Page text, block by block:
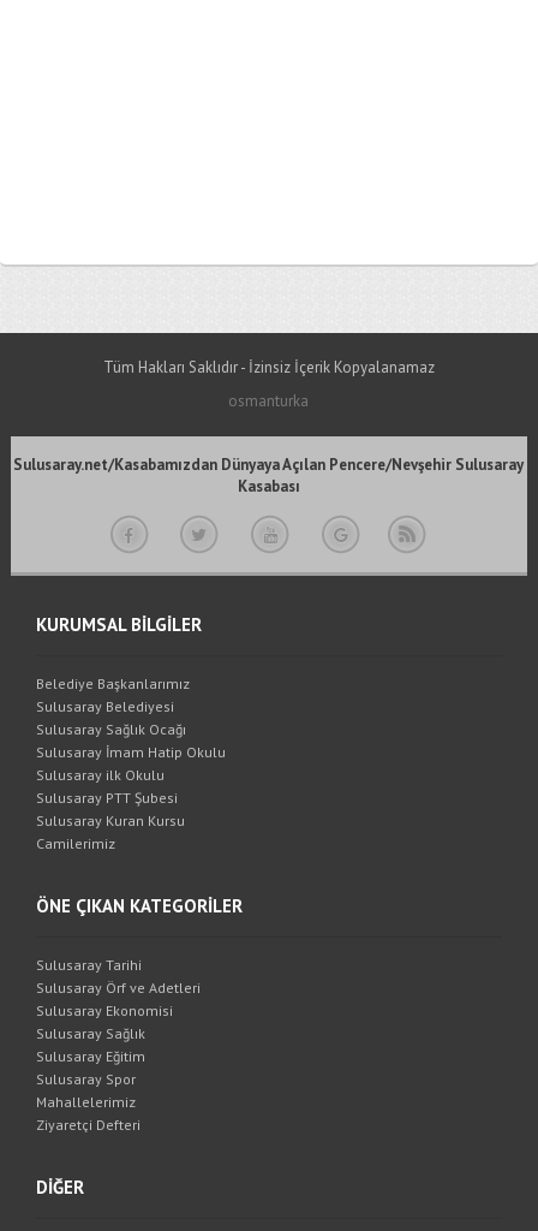
Tüm Hakları Saklıdır - İzinsiz İçerik Kopyalanamaz
osmanturka
Sulusaray.net/Kasabamızdan Dünyaya Açılan Pencere/Nevşehir Sulusaray
Kasabası
KURUMSAL BİLGİLER
Belediye Başkanlarımız
Sulusaray Belediyesi
Sulusaray Sağlık Ocağı
Sulusaray İmam Hatip Okulu
Sulusaray ilk Okulu
Sulusaray PTT Şubesi
Sulusaray Kuran Kursu
Camilerimiz
ÖNE ÇIKAN KATEGORİLER
Sulusaray Tarihi
Sulusaray Örf ve Adetleri
Sulusaray Ekonomisi
Sulusaray Sağlık
Sulusaray Eğitim
Sulusaray Spor
Mahallelerimiz
Ziyaretçi Defteri
DİĞER